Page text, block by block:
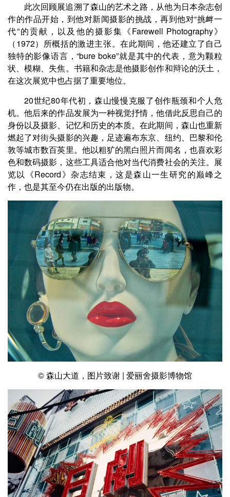
此次回顾展追溯了森山的艺术之路，从他为日本杂志创
作的作品开始，到他对新闻摄影的挑战，再到他对“挑衅一
代”的贡献，以及他的摄影集《Farewell Photography》
（1972）所概括的激进主张。在此期间，他还建立了自己
独特的影像语言，“bure boke”就是其中的代表，意为颗粒
状、模糊、失焦。书籍和杂志是他摄影创作和辩论的沃土，
在这次展览中也占据了重要地位。
20世纪80年代初，森山慢慢克服了创作瓶颈和个人危
机。他后来的作品发展为一种视觉抒情，他借此反思自己的
身份以及摄影、记忆和历史的本质。在此期间，森山也重新
燃起了对街头摄影的兴趣，足迹遍布东京、纽约、巴黎和伦
敦等城市数百英里。他以粗犷的黑白照片而闻名，也喜欢彩
色和数码摄影，这些工具适合他对当代消费社会的关注。展
览以《Record》杂志结束，这是森山一生研究的巅峰之
作，也是其至今仍在出版的出版物。
© 森山大道，图片致谢 | 爱丽舍摄影博物馆